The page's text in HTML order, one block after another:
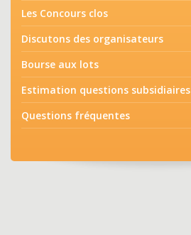
Les Concours clos
Discutons des organisateurs
Bourse aux lots
Estimation questions subsidiaires
Questions fréquentes